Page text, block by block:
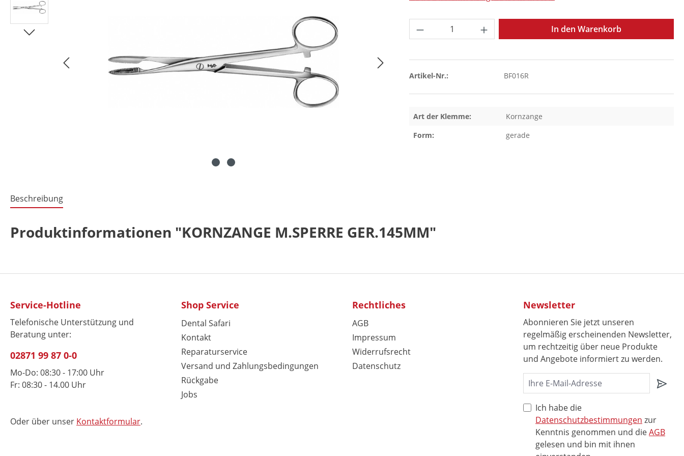
Produkt Anzahl: Gib den gewünschten Wert
In den Warenkorb
Artikel-Nr.: BF016R
Art der Klemme:
Kornzange
Form:
gerade
Beschreibung
Produktinformationen "KORNZANGE M.SPERRE GER.145MM"
Service-Hotline
Telefonische Unterstützung und
Beratung unter:
02871 99 87 0-0
Mo-Do: 08:30 - 17:00 Uhr
Fr: 08:30 - 14.00 Uhr
Oder über unser Kontaktformular.
Shop Service
Dental Safari
Kontakt
Reparaturservice
Versand und Zahlungsbedingungen
Rückgabe
Jobs
Rechtliches
AGB
Impressum
Widerrufsrecht
Datenschutz
Newsletter
Abonnieren Sie jetzt unseren
regelmäßig erscheinenden Newsletter,
um rechtzeitig über neue Produkte
und Angebote informiert zu werden.
Ich habe die
Datenschutzbestimmungen zur
Kenntnis genommen und dieAGB
gelesen und bin mit ihnen